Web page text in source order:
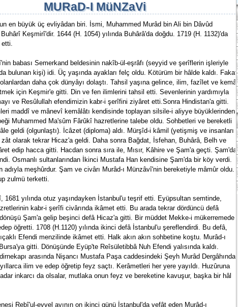
MURaD-I MüNZaVi
en büyük üç evliyâdan biri. İsmi, Muhammed Murâd bin Ali bin Dâvûd
Keşmirî'dir. 1644 (H. 1054) yılında Buhârâ'da doğdu. 1719 (H. 1132)'da
etti.
babası Semerkand beldesinin nakîb-ül-eşrâfı (seyyid ve şerîflerin işleriyle
bulunan kişi) idi. Üç yaşında ayakları felç oldu. Kötürüm bir hâlde kaldı. Fakat
daha çok dünyâyı dolaştı. Tahsil yaşına gelince, ilim, fazîlet ve kemâl
için Keşmir'e gitti. Din ve fen ilimlerini tahsil etti. Sevenlerinin yardımıyla
ve Resûlullah efendimizin kabr-i şerîfini ziyâret etti.Sonra Hindistan'a gitti.
maddî ve mânevî kemâlâtı kendisinde toplayan silsile-i aliyye büyüklerinden
Muhammed Ma'sûm Fârûkî hazretlerine talebe oldu. Sohbetleri ve bereketli
geldi (olgunlaştı). İcâzet (diploma) aldı. Mürşîd-i kâmil (yetişmiş ve insanları
olarak tekrar Hicaz'a geldi. Daha sonra Bağdat, İsfehan, Buhârâ, Belh ve
edip hacca gitti. Hacdan sonra sıra ile, Mısır, Kâhire ve Şam'a geçti. Şam'da
Osmanlı sultanlarından İkinci Mustafa Han kendisine Şam'da bir köy verdi.
adıyla meşhûrdur. Şam ve civârı Murâd-ı Münzâvî'nin bereketiyle mâmûr oldu.
zulmü terketti.
1681 yılında otuz yaşındayken İstanbul'u teşrif etti. Eyüpsultan semtinde,
kabr-i şerîfi civârında ikâmet etti. Bu arada tekrar dördüncü defâ
Şam'a gelip beşinci defâ Hicaz'a gitti. Bir müddet Mekke-i mükerremede
öğretti. 1708 (H.1120) yılında ikinci defâ İstanbul'u şereflendirdi. Bu defâ,
Efendi menzilinde ikâmet etti. Halk akın akın sohbetine koştu. Murâd-ı
gitti. Dönüşünde Eyüp'te Reîsületibbâ Nuh Efendi yalısında kaldı.
arasında Nişancı Mustafa Paşa caddesindeki Şeyh Murâd Dergâhında
ilim ve edep öğretip feyz saçtı. Kerâmetleri her yere yayıldı. Huzûruna
inkarcı da olsalar, mutlaka onun feyz ve bereketine kavuşur, başka bir hâl
Rebî'ul-evvel ayının on ikinci günü İstanbul'da vefât eden Murâd-ı